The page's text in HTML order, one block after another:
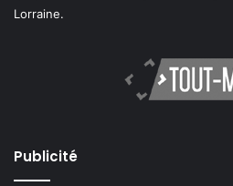
Lorraine.
Publicité